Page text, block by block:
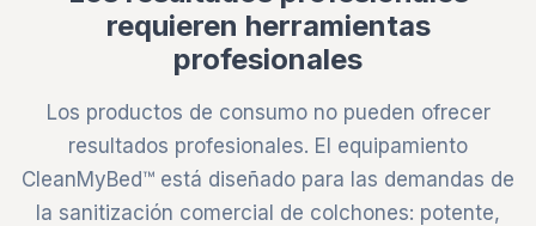
requieren herramientas
profesionales
Los productos de consumo no pueden ofrecer
resultados profesionales. El equipamiento
CleanMyBed™ está diseñado para las demandas de
la sanitización comercial de colchones: potente,